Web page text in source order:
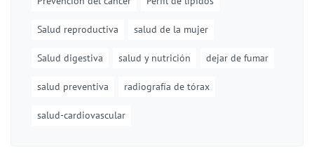
Salud reproductiva salud de la mujer
Salud digestiva salud y nutrición dejar de fumar
salud preventiva radiografía de tórax
salud-cardiovascular